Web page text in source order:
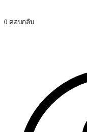
0 ตอบกลับ